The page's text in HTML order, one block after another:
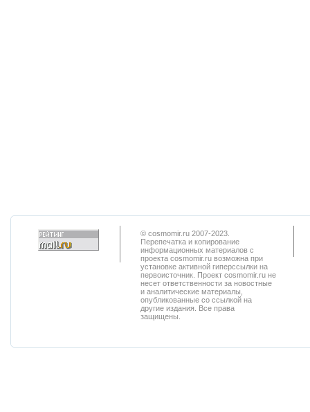
© cosmomir.ru 2007-2023.
Перепечатка и копирование
информационных материалов с
проекта cosmomir.ru возможна при
установке активной гиперссылки на
первоисточник. Проект cosmomir.ru не
несет ответственности за новостные
и аналитические материалы,
опубликованные со ссылкой на
другие издания. Все права
защищены.